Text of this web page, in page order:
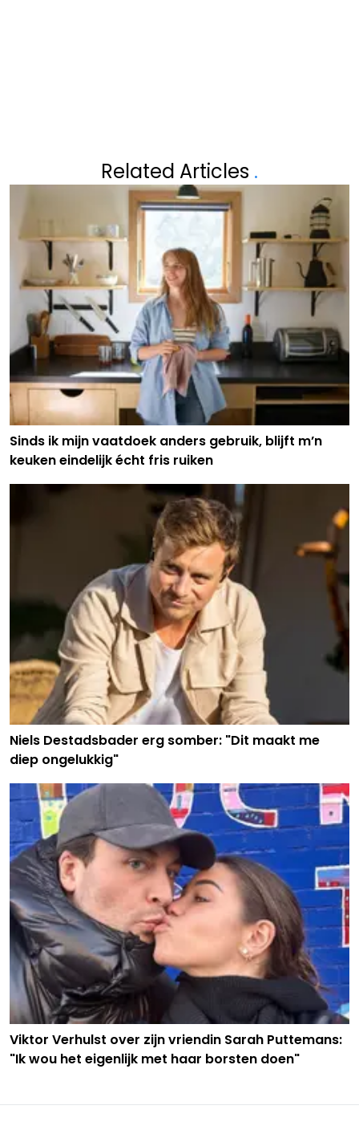
Related Articles .
Sinds ik mijn vaatdoek anders gebruik, blijft m’n
keuken eindelijk écht fris ruiken
Niels Destadsbader erg somber: "Dit maakt me
diep ongelukkig"
Viktor Verhulst over zijn vriendin Sarah Puttemans:
"Ik wou het eigenlijk met haar borsten doen"